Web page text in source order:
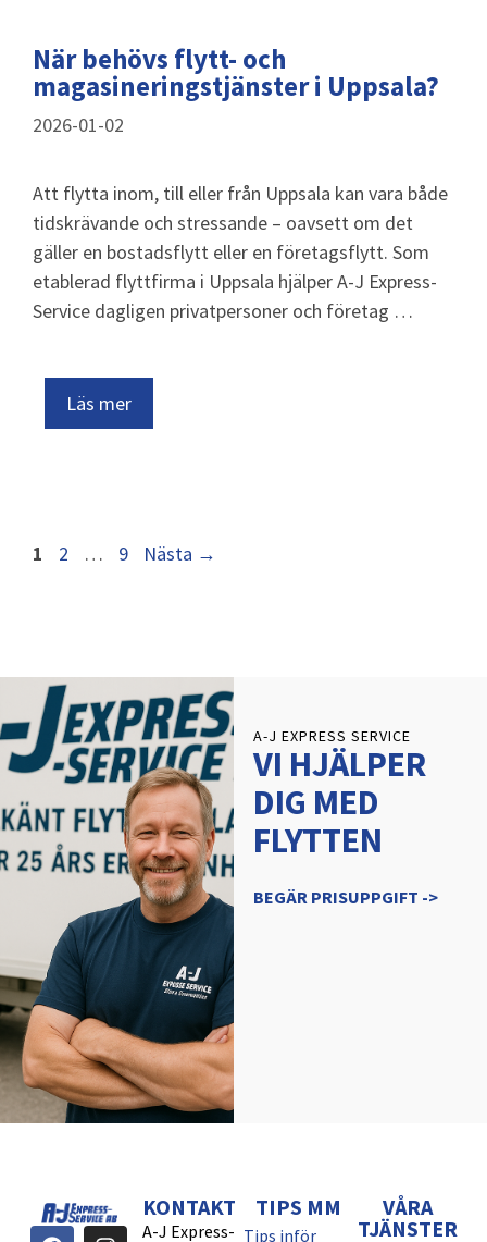
När behövs flytt- och
magasineringstjänster i Uppsala?
2026-01-02
Att flytta inom, till eller från Uppsala kan vara både
tidskrävande och stressande – oavsett om det
gäller en bostadsflytt eller en företagsflytt. Som
etablerad flyttfirma i Uppsala hjälper A-J Express-
Service dagligen privatpersoner och företag …
Läs mer
1 2 … 9 Nästa →
A-J EXPRESS SERVICE
VI HJÄLPER
DIG MED
FLYTTEN
BEGÄR PRISUPPGIFT ->
KONTAKT
A-J Express-
TIPS MM
Tips inför
VÅRA
TJÄNSTER